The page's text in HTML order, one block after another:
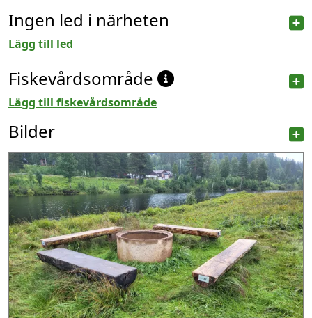
Ingen led i närheten
Lägg till led
Fiskevårdsområde
Lägg till fiskevårdsområde
Bilder